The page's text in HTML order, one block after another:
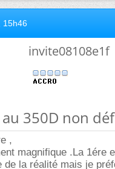
15h46
invite08108e1f
au 350D non
,
magnifique .La 1ére
de la réalité mais je